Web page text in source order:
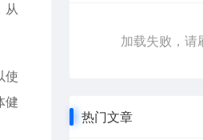
从
使
健
加载失败，请
热门文章